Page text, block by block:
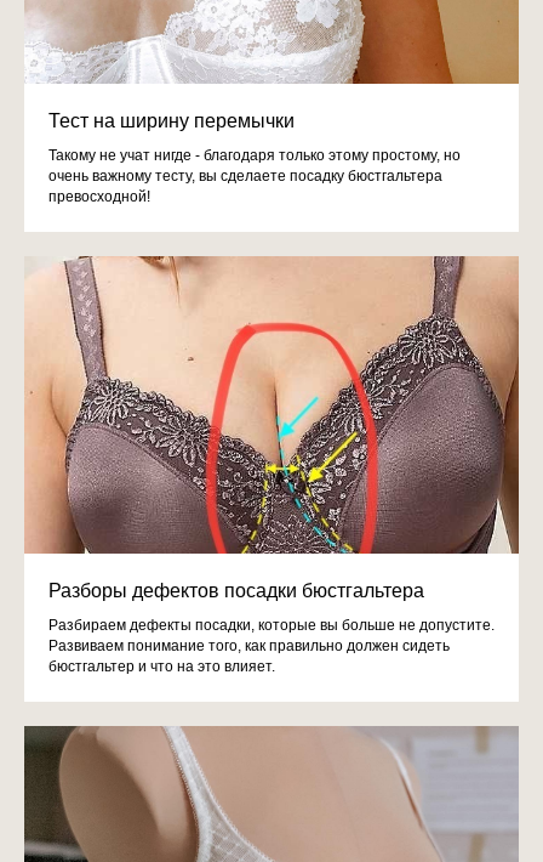
Тест на ширину перемычки
Такому не учат нигде - благодаря только этому простому, но
очень важному тесту, вы сделаете посадку бюстгальтера
превосходной!
Разборы дефектов посадки бюстгальтера
Разбираем дефекты посадки, которые вы больше не допустите.
Развиваем понимание того, как правильно должен сидеть
бюстгальтер и что на это влияет.